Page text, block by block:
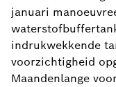
januari
indrukwekkende
voorzichtigheid
Maandenlange